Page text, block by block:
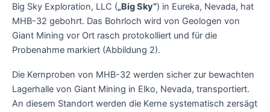
Big Sky Exploration, LLC („Big Sky“) in Eureka, Nevada, hat
MHB-32 gebohrt. Das Bohrloch wird von Geologen von
Giant Mining vor Ort rasch protokolliert und für die
Probenahme markiert (Abbildung 2).
Die Kernproben von MHB-32 werden sicher zur bewachten
Lagerhalle von Giant Mining in Elko, Nevada, transportiert.
An diesem Standort werden die Kerne systematisch zersägt